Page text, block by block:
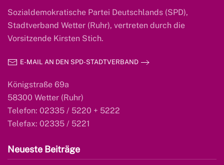
Sozialdemokratische Partei Deutschlands (SPD),
Stadtverband Wetter (Ruhr), vertreten durch die
Vorsitzende Kirsten Stich.
E-MAIL AN DEN SPD-STADTVERBAND
Königstraße 69a
58300 Wetter (Ruhr)
Telefon: 02335 / 5220 + 5222
Telefax: 02335 / 5221
Neueste Beiträge